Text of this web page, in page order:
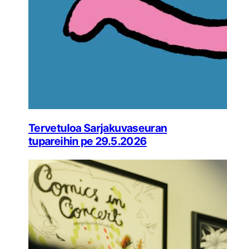
Tervetuloa Sarjakuvaseuran
tupareihin pe 29.5.2026